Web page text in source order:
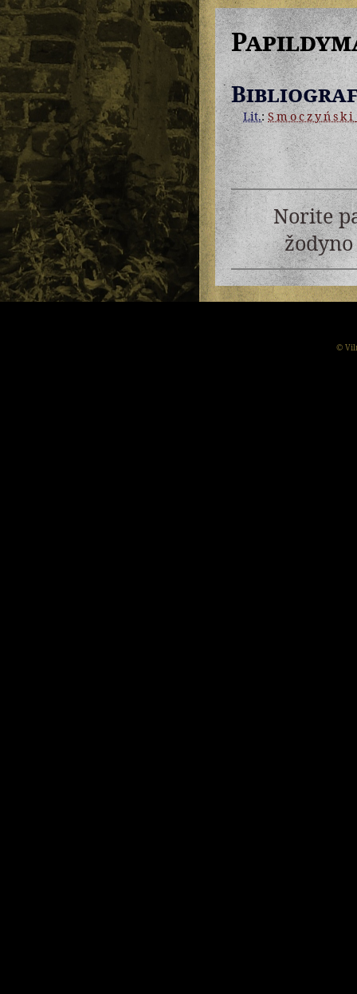
Lit.:Smoczyński
Norite
©